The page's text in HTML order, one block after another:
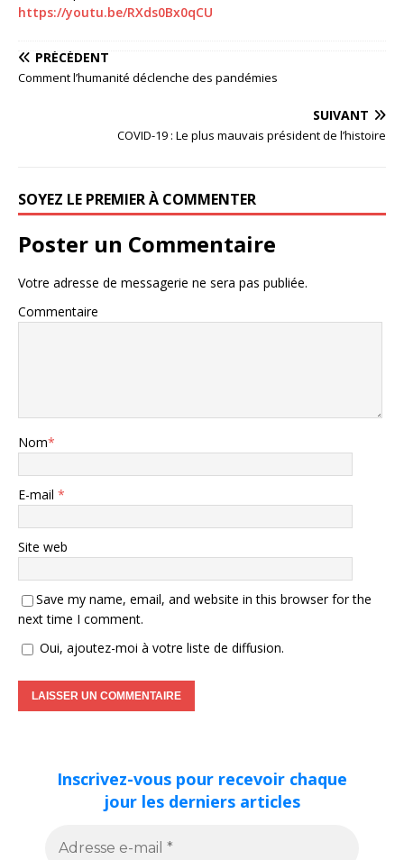
https://youtu.be/RXds0Bx0qCU
PRÉCÉDENT
Comment l’humanité déclenche des pandémies
SUIVANT
COVID-19 : Le plus mauvais président de l’histoire
SOYEZ LE PREMIER À COMMENTER
Poster un Commentaire
Votre adresse de messagerie ne sera pas publiée.
Commentaire
Nom*
E-mail *
Site web
Save my name, email, and website in this browser for the
next time I comment.
Oui, ajoutez-moi à votre liste de diffusion.
Inscrivez-vous pour recevoir chaque
jour les derniers articles